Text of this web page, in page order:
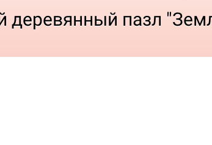
деревянный пазл